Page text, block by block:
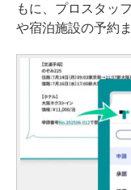
もに、プロスタッ
や宿泊施設の予約